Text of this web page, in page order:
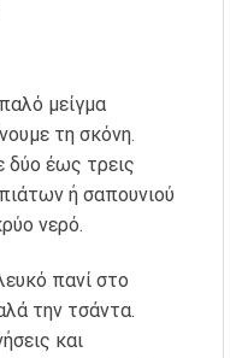
μείγμα
τη σκόνη.
δύο έως τρεις
ή σαπουνιού
νερό.
πανί στο
την τσάντα.
και